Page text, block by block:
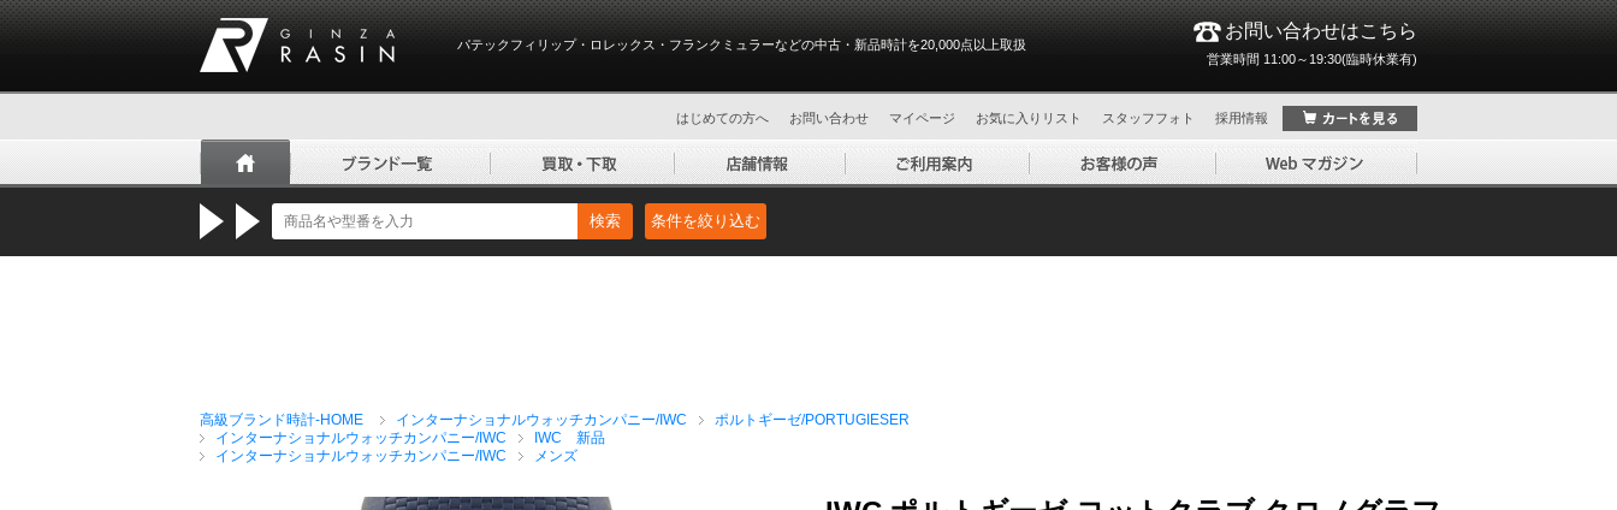
パテックフィリップ・ロレックス・フランクミュラーなどの中古・新品時計を20,000点以上取扱
お問い合わせはこちら
営業時間 11:00～19:30(臨時休業有)
はじめての方へ お問い合わせ マイページ お気に入りリスト スタッフフォト 採用情報
検索 条件を絞り込む
高級ブランド時計-HOME インターナショナルウォッチカンパニー/IWC
ポルトギーゼ/PORTUGIESER
インターナショナルウォッチカンパニー/IWC
IWC 新品
インターナショナルウォッチカンパニー/IWC
メンズ